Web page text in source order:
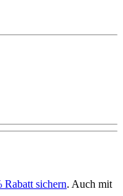
sichern. Auch mit